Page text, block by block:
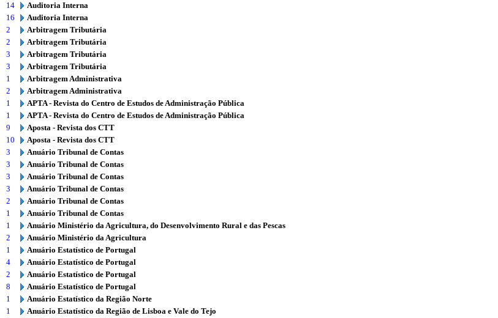
14
Auditoria Interna
16
Auditoria Interna
2
Arbitragem Tributária
2
Arbitragem Tributária
3
Arbitragem Tributária
3
Arbitragem Tributária
1
Arbitragem Administrativa
2
Arbitragem Administrativa
1
APTA - Revista do Centro de Estudos de Administração Pública
1
APTA - Revista do Centro de Estudos de Administração Pública
9
Aposta - Revista dos CTT
10
Aposta - Revista dos CTT
3
Anuário Tribunal de Contas
3
Anuário Tribunal de Contas
3
Anuário Tribunal de Contas
3
Anuário Tribunal de Contas
2
Anuário Tribunal de Contas
1
Anuário Tribunal de Contas
1
Anuário Ministério da Agricultura, do Desenvolvimento Rural e das Pescas
2
Anuário Ministério da Agricultura
1
Anuário Estatístico de Portugal
4
Anuário Estatístico de Portugal
2
Anuário Estatístico de Portugal
8
Anuário Estatístico de Portugal
1
Anuário Estatístico da Região Norte
1
Anuário Estatístico da Região de Lisboa e Vale do Tejo